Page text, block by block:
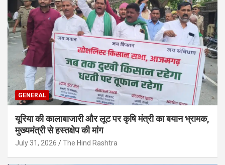
GENERAL
यूरिया की कालाबाजारी और लूट पर कृषि मंत्री का बयान भ्रामक,
मुख्यमंत्री से हस्तक्षेप की मांग
July 31, 2026 The Hind Rashtra